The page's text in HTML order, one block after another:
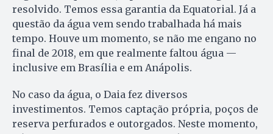
resolvido. Temos essa garantia da Equatorial. Já a
questão da água vem sendo trabalhada há mais
tempo. Houve um momento, se não me engano no
final de 2018, em que realmente faltou água —
inclusive em Brasília e em Anápolis.
No caso da água, o Daia fez diversos
investimentos. Temos captação própria, poços de
reserva perfurados e outorgados. Neste momento,